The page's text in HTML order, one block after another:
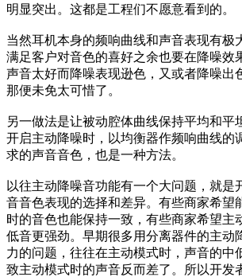
明显突出。这都是工程们不愿意看到的。
当然耳机本身的频响曲线和声音表现有极
满足客户对音色的喜好之余也要在降噪效
声音太好而降噪表现逊色，又或者降噪出
那便未免太可惜了。
另一做法是让被动腔体曲线保持平均和平
开启主动降噪时，以均衡器作频响曲线的
求的声音音色，也是一种方法。
以往主动降噪音功能有一个大问题，就是
音音色表现的选择和差异。有些商家希望
时的音色也能保持一致，有些商家希望主
低音更强劲。早期很多用分离器件的主动
力的问题，往往在主动模式时，声音的中
致主动模式时的声音反而差了。所以开发